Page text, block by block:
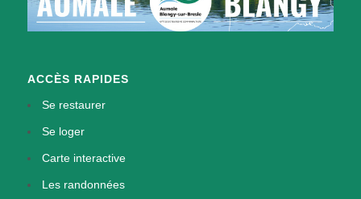
ACCÈS RAPIDES
Se restaurer
Se loger
Carte interactive
Les randonnées